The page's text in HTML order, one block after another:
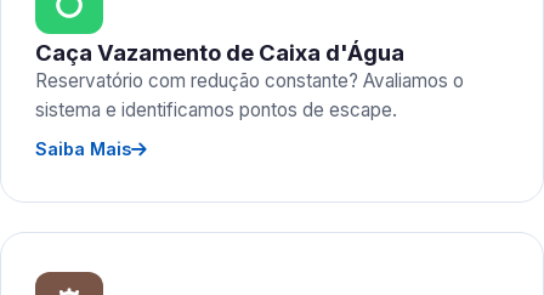
Caça Vazamento de Caixa d'Água
Reservatório com redução constante? Avaliamos o
sistema e identificamos pontos de escape.
Saiba Mais